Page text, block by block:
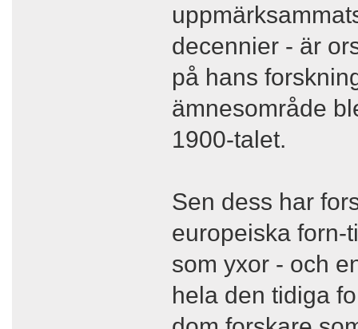
decennier - är
på hans
ämnesområde
1900-talet.
Sen dess har
europeiska forn-
som yxor - och
hela den tidiga